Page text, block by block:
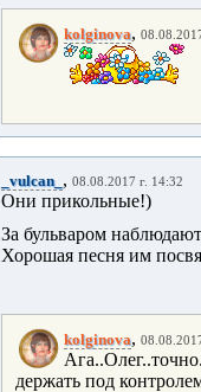
kolginova,
_vulcan_ , 08.08.2017 г. 14:32
Они прикольные!)
За бульваром
Хорошая песня им
kolginova,
держать под